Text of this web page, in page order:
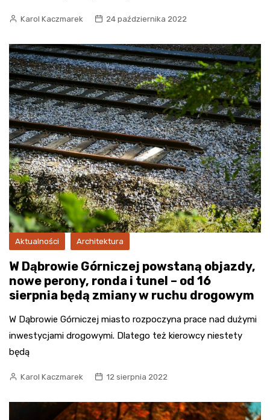
Karol Kaczmarek 24 października 2022
Aktualności Architektura
W Dąbrowie Górniczej powstaną objazdy,
nowe perony, ronda i tunel – od 16
sierpnia będą zmiany w ruchu drogowym
W Dąbrowie Górniczej miasto rozpoczyna prace nad dużymi
inwestycjami drogowymi. Dlatego też kierowcy niestety
będą
Karol Kaczmarek 12 sierpnia 2022